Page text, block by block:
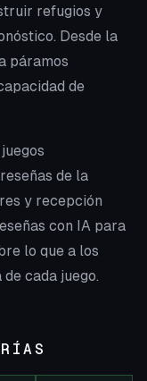
refugios y
Desde la
páramos
de
de la
y recepción
con IA para
lo que a los
cada juego.